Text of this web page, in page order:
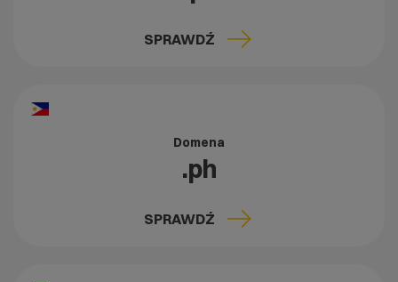
SPRAWDŹ
Domena
.ph
SPRAWDŹ